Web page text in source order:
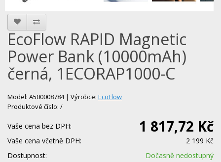
EcoFlow RAPID Magnetic
Power Bank (10000mAh)
černá, 1ECORAP1000-C
Model: A500008784 | Výrobce: EcoFlow
Produktové číslo: /
Vaše cena bez DPH: 1 817,72 Kč
Vaše cena včetně DPH:
2 199 Kč
Dostupnost:
Dočasně nedostupný